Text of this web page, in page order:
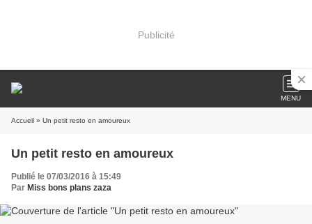
Publicité
MENU
Accueil » Un petit resto en amoureux
Un petit resto en amoureux
Publié le 07/03/2016 à 15:49
Par Miss bons plans zaza